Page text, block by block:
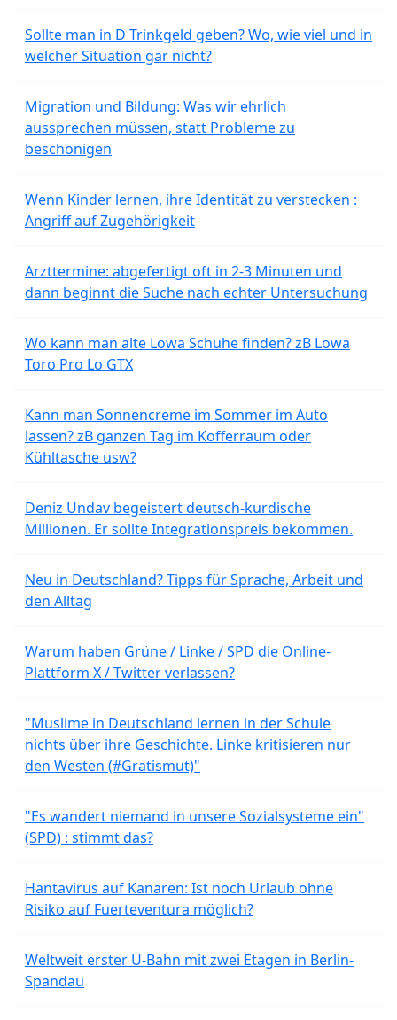
Sollte man in D Trinkgeld geben? Wo, wie viel und in
welcher Situation gar nicht?
Migration und Bildung: Was wir ehrlich
aussprechen müssen, statt Probleme zu
beschönigen
Wenn Kinder lernen, ihre Identität zu verstecken :
Angriff auf Zugehörigkeit
Arzttermine: abgefertigt oft in 2-3 Minuten und
dann beginnt die Suche nach echter Untersuchung
Wo kann man alte Lowa Schuhe finden? zB Lowa
Toro Pro Lo GTX
Kann man Sonnencreme im Sommer im Auto
lassen? zB ganzen Tag im Kofferraum oder
Kühltasche usw?
Deniz Undav begeistert deutsch-kurdische
Millionen. Er sollte Integrationspreis bekommen.
Neu in Deutschland? Tipps für Sprache, Arbeit und
den Alltag
Warum haben Grüne / Linke / SPD die Online-
Plattform X / Twitter verlassen?
"Muslime in Deutschland lernen in der Schule
nichts über ihre Geschichte. Linke kritisieren nur
den Westen (#Gratismut)"
"Es wandert niemand in unsere Sozialsysteme ein"
(SPD) : stimmt das?
Hantavirus auf Kanaren: Ist noch Urlaub ohne
Risiko auf Fuerteventura möglich?
Weltweit erster U-Bahn mit zwei Etagen in Berlin-
Spandau